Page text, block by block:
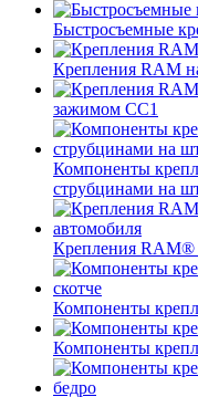
Быстросъемные
Крепления RAM
зажимом СС1
Компоненты
струбцинами на
Крепления RAM®
Компоненты
Компоненты